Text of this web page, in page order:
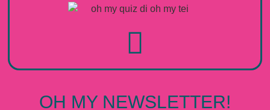
OH MY NEWSLETTER!